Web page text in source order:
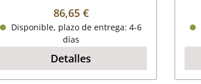
Precio normal:
86,65 €
Disponible, plazo de entrega: 4-6
días
Detalles